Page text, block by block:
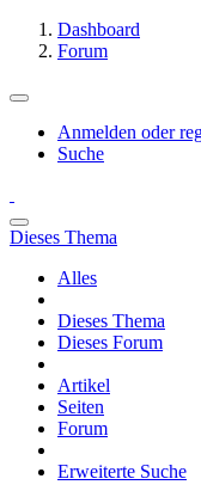
Dashboard
Forum
Anmelden oder
Suche
Dieses Thema
Alles
Dieses Thema
Dieses Forum
Artikel
Seiten
Forum
Erweiterte Suche